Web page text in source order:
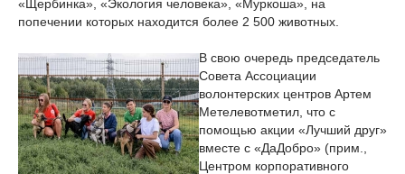
«Щербинка», «Экология человека», «Муркоша», на
попечении которых находится более 2 500 животных.
В свою очередь председатель
Совета Ассоциации
волонтерских центров Артем
Метелевотметил, что с
помощью акции «Лучший друг»
вместе с «ДаДобро» (прим.,
Центром корпоративного